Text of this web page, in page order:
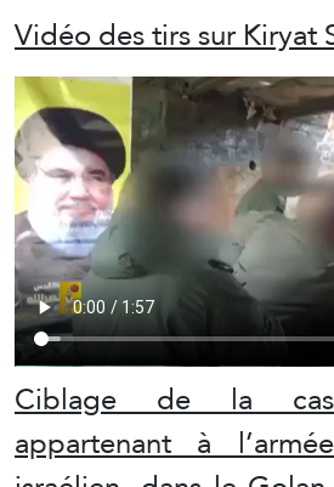
Vidéo des tirs sur Kiryat
Ciblage de la
appartenant à